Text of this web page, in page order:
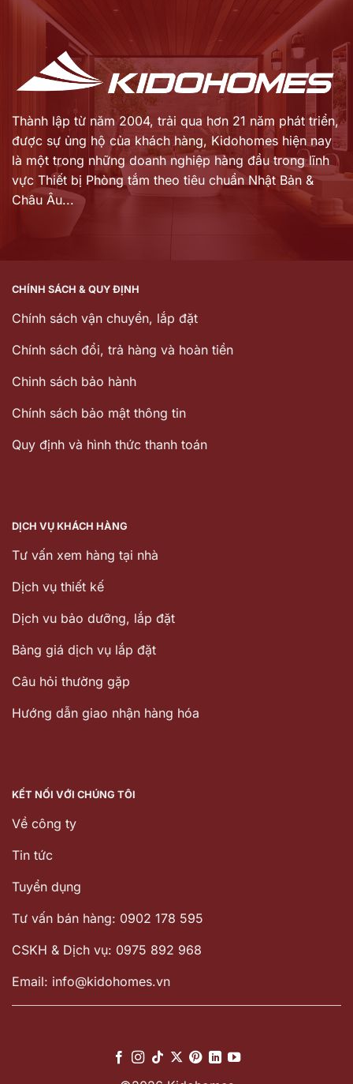
11.879.000 ₫.
Thành lập từ năm 2004, trải qua hơn 21 năm phát triển,
được sự ủng hộ của khách hàng, Kidohomes hiện nay
là một trong những doanh nghiệp hàng đầu trong lĩnh
vực Thiết bị Phòng tắm theo tiêu chuẩn Nhật Bản &
Châu Âu...
CHÍNH SÁCH & QUY ĐỊNH
Chính sách vận chuyển, lắp đặt
Chính sách đổi, trả hàng và hoàn tiền
Chinh sách bảo hành
Chính sách bảo mật thông tin
Quy định và hình thức thanh toán
DỊCH VỤ KHÁCH HÀNG
Tư vấn xem hàng tại nhà
Dịch vụ thiết kế
Dịch vu bảo dưỡng, lắp đặt
Bảng giá dịch vụ lắp đặt
Câu hỏi thường gặp
Hướng dẫn giao nhận hàng hóa
KẾT NỐI VỚI CHÚNG TÔI
Về công ty
Tin tức
Tuyển dụng
Tư vấn bán hàng: 0902 178 595
CSKH & Dịch vụ: 0975 892 968
Email: info@kidohomes.vn